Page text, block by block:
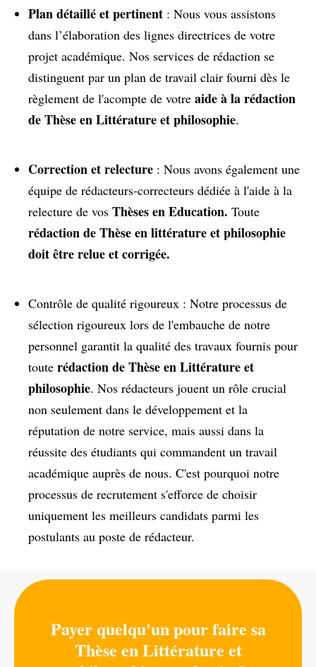
Plan détaillé et pertinent : Nous vous assistons
dans l’élaboration des lignes directrices de votre
projet académique. Nos services de rédaction se
distinguent par un plan de travail clair fourni dès le
règlement de l'acompte de votre aide à la rédaction
de Thèse en Littérature et philosophie.
Correction et relecture : Nous avons également une
équipe de rédacteurs-correcteurs dédiée à l'aide à la
relecture de vos Thèses en Education. Toute
rédaction de Thèse en littérature et philosophie
doit être relue et corrigée.
Contrôle de qualité rigoureux : Notre processus de
sélection rigoureux lors de l'embauche de notre
personnel garantit la qualité des travaux fournis pour
toute rédaction de Thèse en Littérature et
philosophie. Nos rédacteurs jouent un rôle crucial
non seulement dans le développement et la
réputation de notre service, mais aussi dans la
réussite des étudiants qui commandent un travail
académique auprès de nous. C'est pourquoi notre
processus de recrutement s'efforce de choisir
uniquement les meilleurs candidats parmi les
postulants au poste de rédacteur.
Payer quelqu'un pour faire sa
Thèse en Littérature et